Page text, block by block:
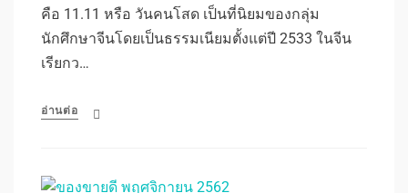
คือ 11.11 หรือ วันคนโสด เป็นที่นิยมของกลุ่ม
นักศึกษาจีนโดยเป็นธรรมเนียมตั้งแต่ปี 2533 ในจีน
เรียกว…
อ่านต่อ